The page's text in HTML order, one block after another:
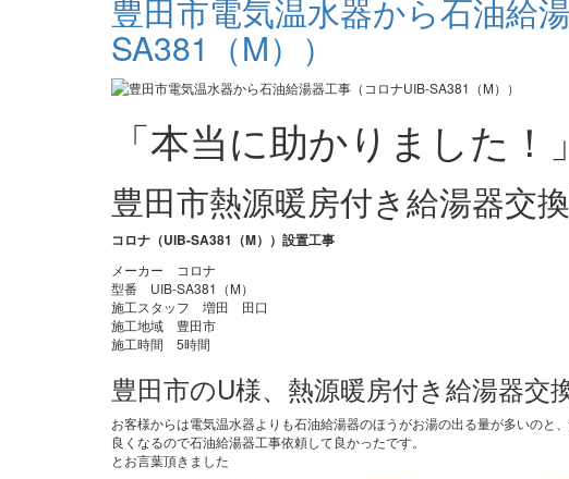
豊田市電気温水器から石油給
SA381（M））
「本当に助かりました！
豊田市熱源暖房付き給湯器交
コロナ（UIB-SA381（M））設置工事
メーカー コロナ
型番 UIB-SA381（M）
施工スタッフ 増田 田口
施工地域 豊田市
施工時間 5時間
豊田市のU様、熱源暖房付き給湯器
お客様からは電気温水器よりも石油給湯器のほうがお湯の出る量が多いのと
良くなるので石油給湯器工事依頼して良かったです。
とお言葉頂きました